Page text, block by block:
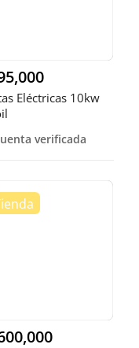
Eléctricas 10kw
verificada